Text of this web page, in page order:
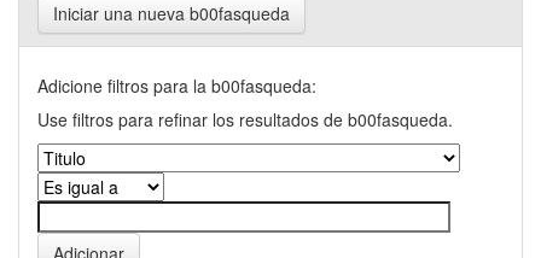
Iniciar una nueva b00fasqueda
Adicione filtros para la b00fasqueda:
Use filtros para refinar los resultados de b00fasqueda.